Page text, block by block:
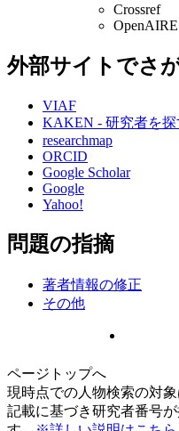
Crossref
OpenAIRE
外部サイトでさ
VIAF
KAKEN - 研究者を探
researchmap
ORCID
Google Scholar
Google
Yahoo!
問題の指摘
著者情報の修正
その他
ページトップへ
現時点での人物検索の対象
記載に基づき研究者番号